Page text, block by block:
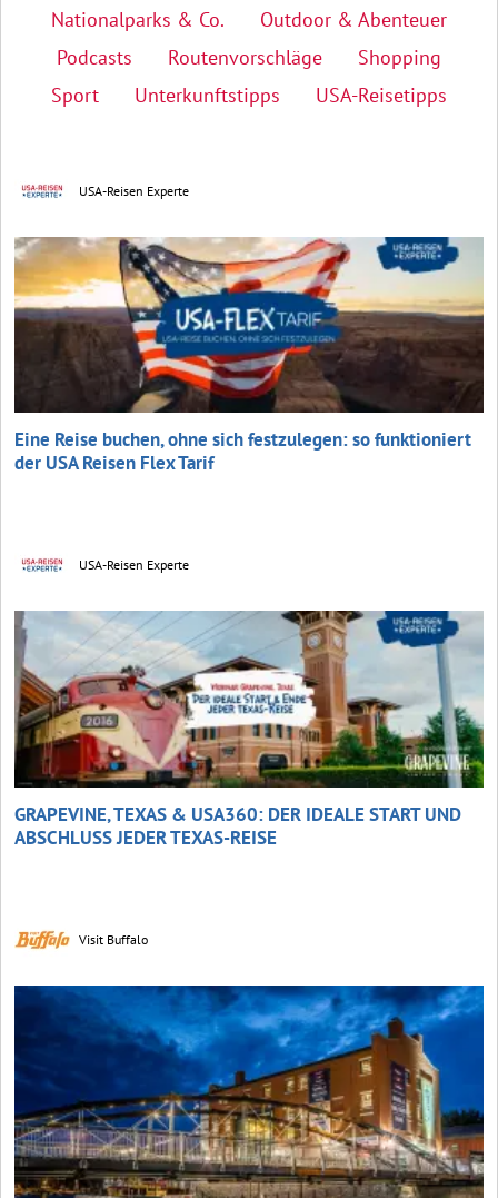
Nationalparks & Co.
Outdoor & Abenteuer
Podcasts
Routenvorschläge
Shopping
Sport
Unterkunftstipps USA-Reisetipps
USA-Reisen Experte
Eine Reise buchen, ohne sich festzulegen: so funktioniert
der USA Reisen Flex Tarif
USA-Reisen Experte
GRAPEVINE, TEXAS & USA360: DER IDEALE START UND
ABSCHLUSS JEDER TEXAS-REISE
Visit Buffalo